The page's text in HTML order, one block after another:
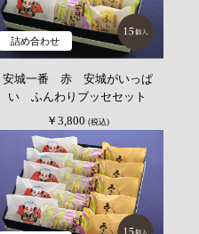
詰め合わせ
安城一番 赤 安城がいっぱ
い ふんわりブッセセット
￥3,800 (税込)